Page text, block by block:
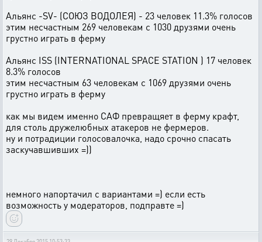
Альянс -SV- (СОЮЗ ВОДОЛЕЯ) - 23 человек 11.3% голосов
этим несчастным 269 человекам с 1030 друзями очень
грустно играть в ферму
Альянс ISS (INTERNATIONAL SPACE STATION ) 17 человек
8.3% голосов
этим несчастным 63 человекам с 1069 друзями очень
грустно играть в ферму
как мы видем именно САФ превращяет в ферму крафт,
для столь дружелюбных атакеров не фермеров.
ну и потрадиции голосовалочка, надо срочно спасать
заскучавшивших =))
немного напортачил с вариантами =) если есть
возможность у модераторов, подправте =)